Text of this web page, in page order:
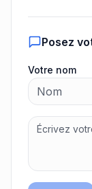
Posez
Votre nom